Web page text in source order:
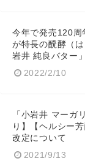
今年で発売120周
が特長の醗酵（
岩井 純良バター
2022/2/10
「小岩井 マーガ
り】【ヘルシー
改定について
2021/9/13